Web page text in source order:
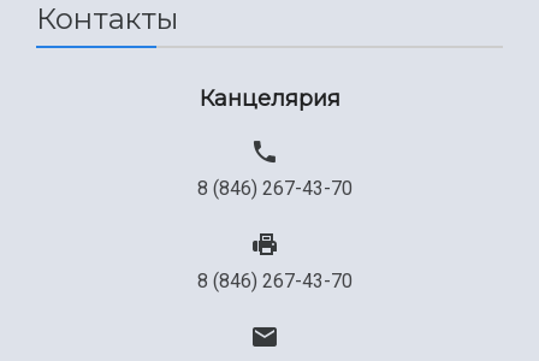
Контакты
Канцелярия
8 (846) 267-43-70
8 (846) 267-43-70